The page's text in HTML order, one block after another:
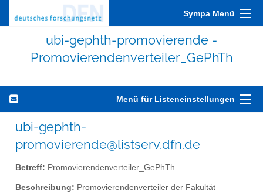
Sympa Menü
ubi-gephth-promovierende -
Promovierendenverteiler_GePhTh
Menü für Listeneinstellungen
ubi-gephth-
promovierende@listserv.dfn.de
Betreff: Promovierendenverteiler_GePhTh
Beschreibung: Promovierendenverteiler der Fakultät